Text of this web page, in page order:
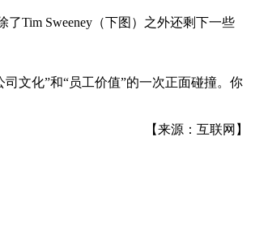
Tim Sweeney（下图）之外还剩下一些
文化”和“员工价值”的一次正面碰撞。你
【来源：互联网】